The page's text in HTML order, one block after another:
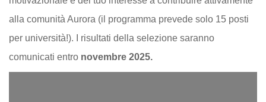
alla comunità Aurora (il programma prevede solo 15 posti
per università!). I risultati della selezione saranno
comunicati entro novembre 2025.